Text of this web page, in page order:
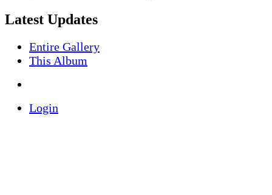
Latest Updates
Entire Gallery
This Album
Login